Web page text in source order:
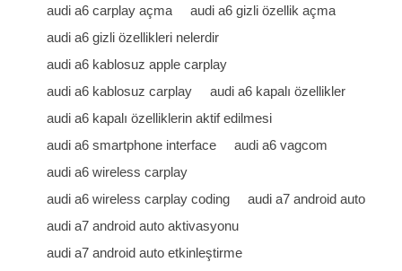
audi a6 carplay açma
audi a6 gizli özellik açma
audi a6 gizli özellikleri nelerdir
audi a6 kablosuz apple carplay
audi a6 kablosuz carplay
audi a6 kapalı özellikler
audi a6 kapalı özelliklerin aktif edilmesi
audi a6 smartphone interface
audi a6 vagcom
audi a6 wireless carplay
audi a6 wireless carplay coding
audi a7 android auto
audi a7 android auto aktivasyonu
audi a7 android auto etkinleştirme